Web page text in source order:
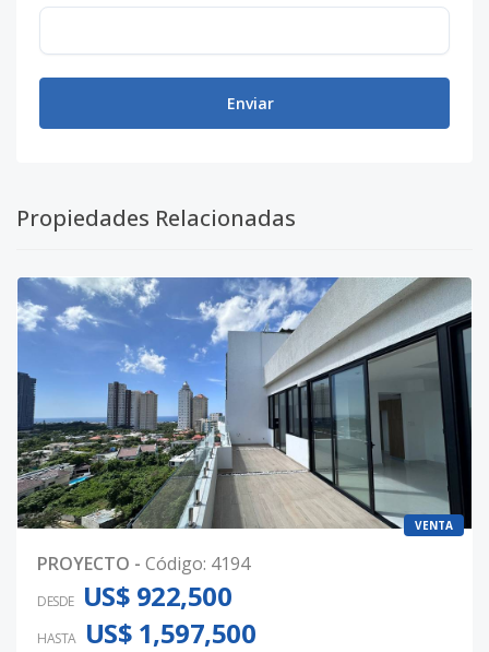
Enviar
Propiedades Relacionadas
VENTA
PROYECTO - Código: 4194
DESDE US$ 922,500
HASTA US$ 1,597,500